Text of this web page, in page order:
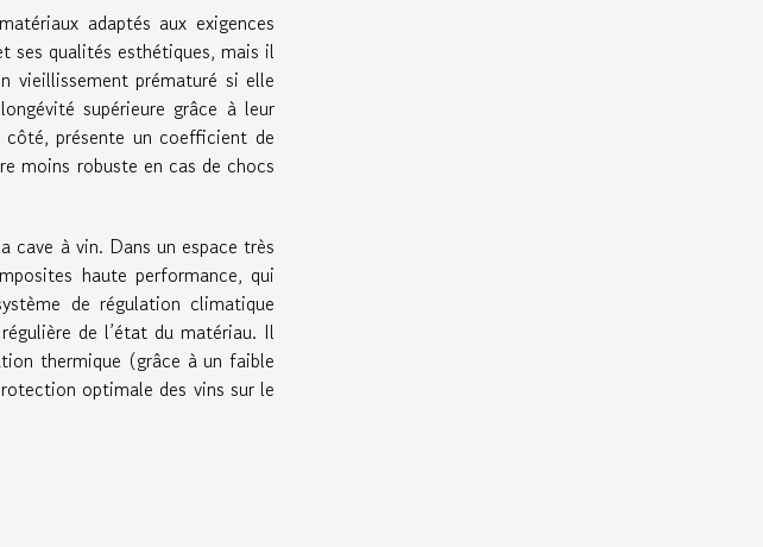
adaptés aux exigences
ses qualités esthétiques, mais il
vieillissement prématuré si elle
supérieure grâce à leur
présente un coefficient de
moins robuste en cas de chocs
cave à vin. Dans un espace très
haute performance, qui
de régulation climatique
de l’état du matériau. Il
thermique (grâce à un faible
optimale des vins sur le